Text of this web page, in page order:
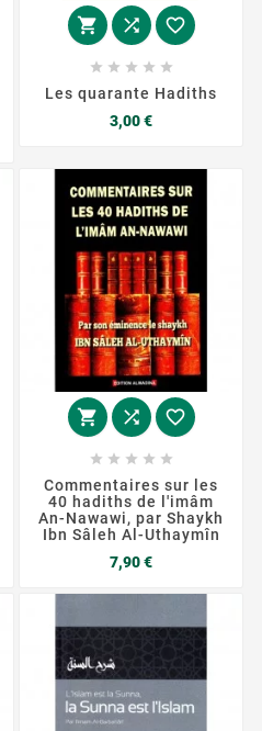
  
    
Les quarante Hadiths
3,00 €Prix
  
    
Commentaires sur les
40 hadiths de l'imâm
An-Nawawi, par Shaykh
Ibn Sâleh Al-Uthaymîn
7,90 €Prix